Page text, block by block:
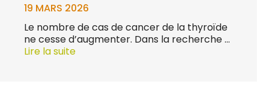
19 MARS 2026
Le nombre de cas de cancer de la thyroïde
ne cesse d’augmenter. Dans la recherche …
Lire la suite